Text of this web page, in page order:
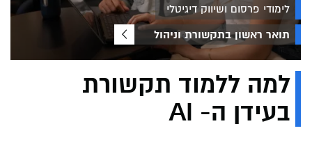
לימודי פרסום ושיווק דיגיטלי
תואר ראשון בתקשורת וניהול
למה ללמוד תקשורת
בעידן ה- AI